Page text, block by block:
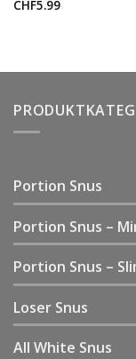
Rated5.00
CHF5.99
Portion Snus
Portion Snus –
Portion Snus –
Loser Snus
All White Snus